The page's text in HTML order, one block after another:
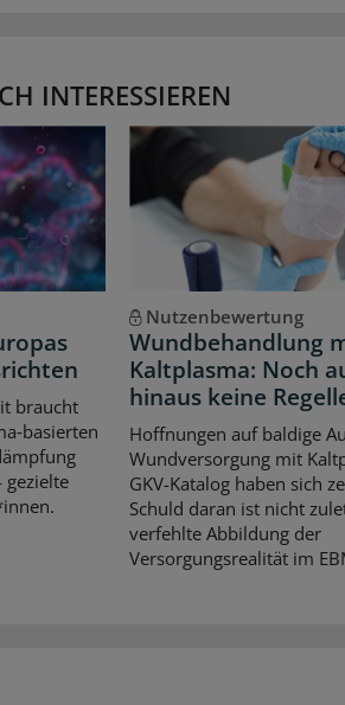
INTERESSIEREN
braucht
gezielte
Nutzenbewertung
Wundbehandlung
Kaltplasma: Noch
hinaus keine
Hoffnungen auf baldige
Wundversorgung mit
GKV-Katalog haben sich
Schuld daran ist nicht
verfehlte Abbildung der
Versorgungsrealität im